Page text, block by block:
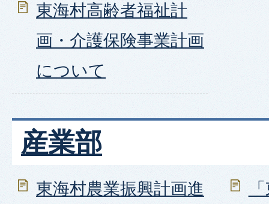
東海村高齢者福祉計
画・介護保険事業計画
について
産業部
東海村農業振興計画進